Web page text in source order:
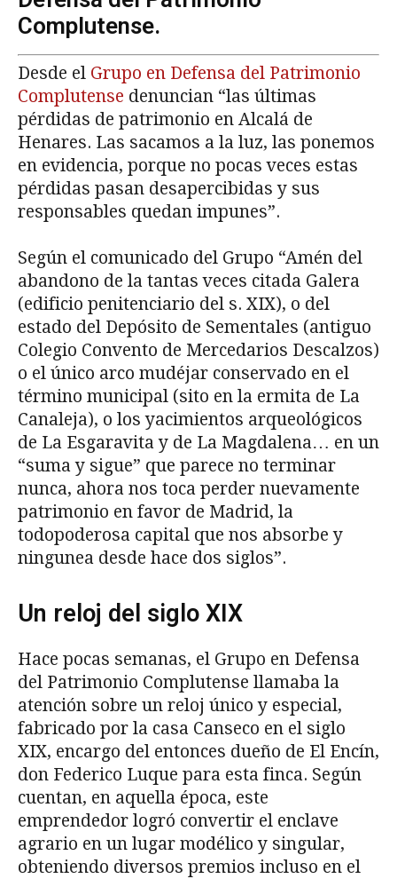
Complutense.
Desde el Grupo en Defensa del Patrimonio
Complutense denuncian “las últimas
pérdidas de patrimonio en Alcalá de
Henares. Las sacamos a la luz, las ponemos
en evidencia, porque no pocas veces estas
pérdidas pasan desapercibidas y sus
responsables quedan impunes”.
Según el comunicado del Grupo “Amén del
abandono de la tantas veces citada Galera
(edificio penitenciario del s. XIX), o del
estado del Depósito de Sementales (antiguo
Colegio Convento de Mercedarios Descalzos)
o el único arco mudéjar conservado en el
término municipal (sito en la ermita de La
Canaleja), o los yacimientos arqueológicos
de La Esgaravita y de La Magdalena… en un
“suma y sigue” que parece no terminar
nunca, ahora nos toca perder nuevamente
patrimonio en favor de Madrid, la
todopoderosa capital que nos absorbe y
ningunea desde hace dos siglos”.
Un reloj del siglo XIX
Hace pocas semanas, el Grupo en Defensa
del Patrimonio Complutense llamaba la
atención sobre un reloj único y especial,
fabricado por la casa Canseco en el siglo
XIX, encargo del entonces dueño de El Encín,
don Federico Luque para esta finca. Según
cuentan, en aquella época, este
emprendedor logró convertir el enclave
agrario en un lugar modélico y singular,
obteniendo diversos premios incluso en el